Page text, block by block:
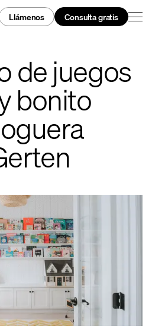
Llámenos Consulta gratis
de juegos
bonito